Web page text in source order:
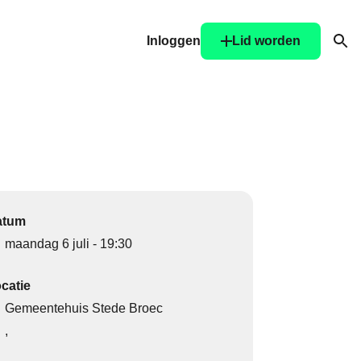
Inloggen
Lid worden
maandag 6 juli - 19:30
Gemeentehuis Stede Broec
,